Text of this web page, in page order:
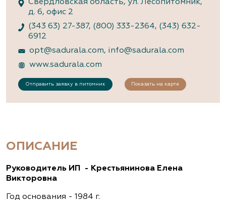
Свердловская область, ул. Лесопитомник,
д. 6, офис 2
(343 63) 27-387, (800) 333-2364, (343) 632-
6912
opt@sadurala.com, info@sadurala.com
www.sadurala.com
Отправить заявку в питомник Показать на карте
ОПИСАНИЕ
Руководитель ИП - Крестьянинова Елена
Викторовна
Год основания - 1984 г.